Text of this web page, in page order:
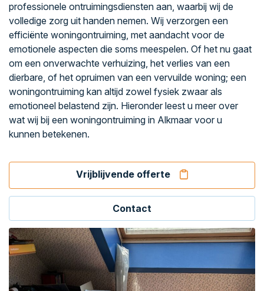
professionele ontruimingsdiensten aan, waarbij wij de
volledige zorg uit handen nemen. Wij verzorgen een
efficiënte woningontruiming, met aandacht voor de
emotionele aspecten die soms meespelen. Of het nu gaat
om een onverwachte verhuizing, het verlies van een
dierbare, of het opruimen van een vervuilde woning; een
woningontruiming kan altijd zowel fysiek zwaar als
emotioneel belastend zijn. Hieronder leest u meer over
wat wij bij een woningontruiming in Alkmaar voor u
kunnen betekenen.
Vrijblijvende offerte
Contact